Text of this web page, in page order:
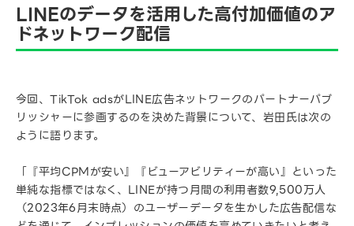
LINEのデータを活用した高付加価値のア
ドネットワーク配信
今回、TikTok adsがLINE広告ネットワークのパートナーパブ
リッシャーに参画するのを決めた背景について、岩田氏は次の
ように語ります。
「『平均CPMが安い』『ビューアビリティーが高い』といった
単純な指標ではなく、LINEが持つ月間の利用者数9,500万人
（2023年6月末時点）のユーザーデータを生かした広告配信な